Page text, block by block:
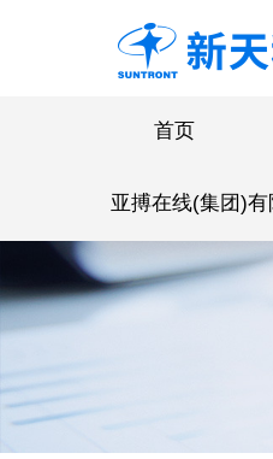
首页
亚搏在线(集团)有